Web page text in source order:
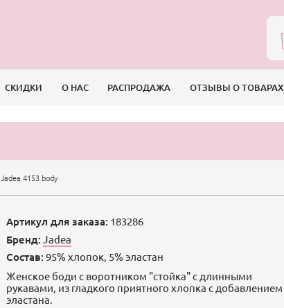
СКИДКИ О НАС РАСПРОДАЖА ОТЗЫВЫ О ТОВАРАХ
Jadea 4153 body
Артикул для заказа: 183286
Бренд: Jadea
Состав: 95% хлопок, 5% эластан
Женское боди с воротником "стойка" с длинными
рукавами, из гладкого приятного хлопка с добавлением
эластана.